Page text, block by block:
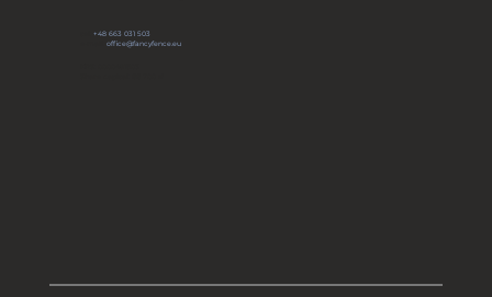
tel:+48 663 031 503
e-mail:office@fancyfence.eu